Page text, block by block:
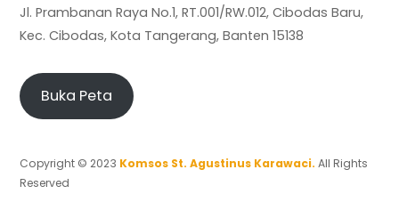
Jl. Prambanan Raya No.1, RT.001/RW.012, Cibodas Baru,
Kec. Cibodas, Kota Tangerang, Banten 15138
Buka Peta
Copyright © 2023 Komsos St. Agustinus Karawaci. All Rights
Reserved